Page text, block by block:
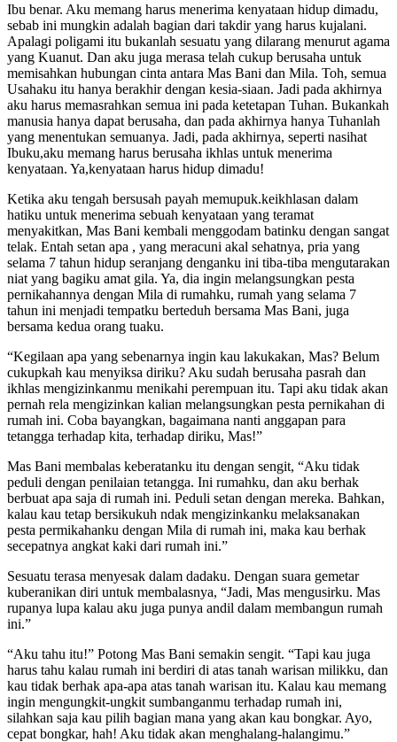
Ibu benar. Aku memang harus menerima kenyataan hidup dimadu,
sebab ini mungkin adalah bagian dari takdir yang harus kujalani.
Apalagi poligami itu bukanlah sesuatu yang dilarang menurut agama
yang Kuanut. Dan aku juga merasa telah cukup berusaha untuk
memisahkan hubungan cinta antara Mas Bani dan Mila. Toh, semua
Usahaku itu hanya berakhir dengan kesia-siaan. Jadi pada akhirnya
aku harus memasrahkan semua ini pada ketetapan Tuhan. Bukankah
manusia hanya dapat berusaha, dan pada akhirnya hanya Tuhanlah
yang menentukan semuanya. Jadi, pada akhirnya, seperti nasihat
Ibuku,aku memang harus berusaha ikhlas untuk menerima
kenyataan. Ya,kenyataan harus hidup dimadu!
Ketika aku tengah bersusah payah memupuk.keikhlasan dalam
hatiku untuk menerima sebuah kenyataan yang teramat
menyakitkan, Mas Bani kembali menggodam batinku dengan sangat
telak. Entah setan apa , yang meracuni akal sehatnya, pria yang
selama 7 tahun hidup seranjang denganku ini tiba-tiba mengutarakan
niat yang bagiku amat gila. Ya, dia ingin melangsungkan pesta
pernikahannya dengan Mila di rumahku, rumah yang selama 7
tahun ini menjadi tempatku berteduh bersama Mas Bani, juga
bersama kedua orang tuaku.
“Kegilaan apa yang sebenarnya ingin kau lakukakan, Mas? Belum
cukupkah kau menyiksa diriku? Aku sudah berusaha pasrah dan
ikhlas mengizinkanmu menikahi perempuan itu. Tapi aku tidak akan
pernah rela mengizinkan kalian melangsungkan pesta pernikahan di
rumah ini. Coba bayangkan, bagaimana nanti anggapan para
tetangga terhadap kita, terhadap diriku, Mas!”
Mas Bani membalas keberatanku itu dengan sengit, “Aku tidak
peduli dengan penilaian tetangga. Ini rumahku, dan aku berhak
berbuat apa saja di rumah ini. Peduli setan dengan mereka. Bahkan,
kalau kau tetap bersikukuh ndak mengizinkanku melaksanakan
pesta permikahanku dengan Mila di rumah ini, maka kau berhak
secepatnya angkat kaki dari rumah ini.”
Sesuatu terasa menyesak dalam dadaku. Dengan suara gemetar
kuberanikan diri untuk membalasnya, “Jadi, Mas mengusirku. Mas
rupanya lupa kalau aku juga punya andil dalam membangun rumah
ini.”
“Aku tahu itu!” Potong Mas Bani semakin sengit. “Tapi kau juga
harus tahu kalau rumah ini berdiri di atas tanah warisan milikku, dan
kau tidak berhak apa-apa atas tanah warisan itu. Kalau kau memang
ingin mengungkit-ungkit sumbanganmu terhadap rumah ini,
silahkan saja kau pilih bagian mana yang akan kau bongkar. Ayo,
cepat bongkar, hah! Aku tidak akan menghalang-halangimu.”